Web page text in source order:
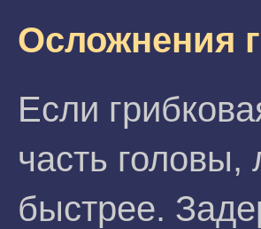
Осложнения
Если
часть
быстрее.